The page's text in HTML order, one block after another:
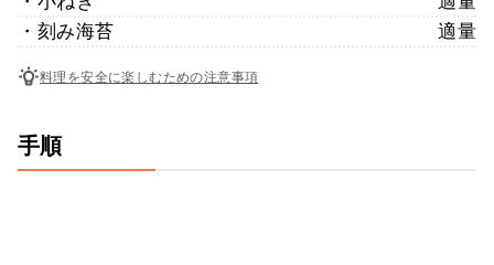
・刻み海苔
適量
料理を安全に楽しむための注意事項
手順